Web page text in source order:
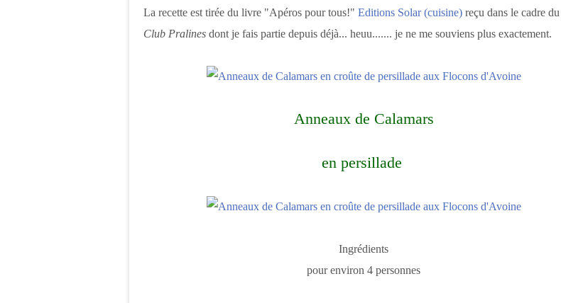
La recette est tirée du livre "Apéros pour tous!" Editions Solar (cuisine) reçu dans le cadre du
Club Pralines dont je fais partie depuis déjà... heuu....... je ne me souviens plus exactement.
Anneaux de Calamars
en persillade
Ingrédients
pour environ 4 personnes